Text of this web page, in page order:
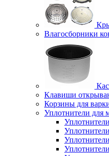
Влагосборники
Клавиши
Корзины для
Уплотнители для